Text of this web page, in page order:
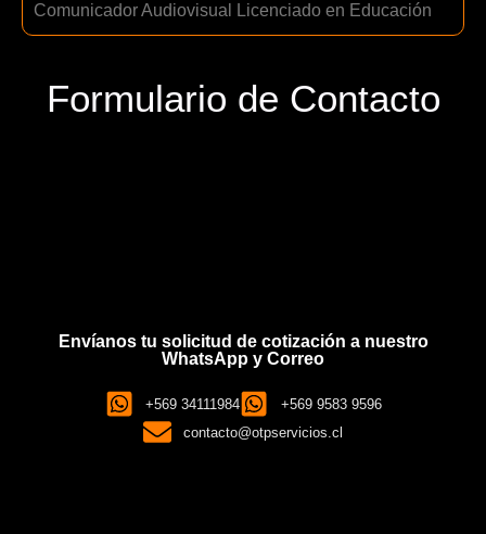
Comunicador Audiovisual Licenciado en Educación
Formulario de Contacto
Envíanos tu solicitud de cotización a nuestro
WhatsApp y Correo
+569 34111984
+569 9583 9596
contacto@otpservicios.cl